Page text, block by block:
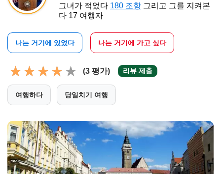
그녀가 적었다 180 조항 그리고 그를 지켜본
다 17 여행자
나는 거기에 있었다 나는 거기에 가고 싶다
(3 평가) 리뷰 제출
여행하다 당일치기 여행